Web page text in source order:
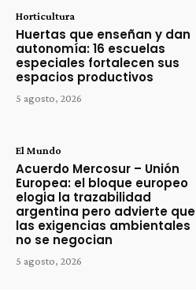
Horticultura
Huertas que enseñan y dan
autonomía: 16 escuelas
especiales fortalecen sus
espacios productivos
5 agosto, 2026
El Mundo
Acuerdo Mercosur – Unión
Europea: el bloque europeo
elogia la trazabilidad
argentina pero advierte que
las exigencias ambientales
no se negocian
5 agosto, 2026